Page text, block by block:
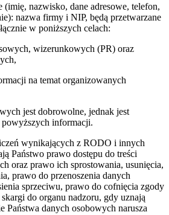
(imię, nazwisko, dane adresowe, telefon,
nazwa firmy i NIP, będą przetwarzane
w poniższych celach:
wizerunkowych (PR) oraz
na temat organizowanych
jest dobrowolne, jednak jest
powyższych informacji.
wynikających z RODO i innych
Państwo prawo dostępu do treści
oraz prawo ich sprostowania, usunięcia,
prawo do przenoszenia danych
sprzeciwu, prawo do cofnięcia zgody
do organu nadzoru, gdy uznają
Państwa danych osobowych narusza